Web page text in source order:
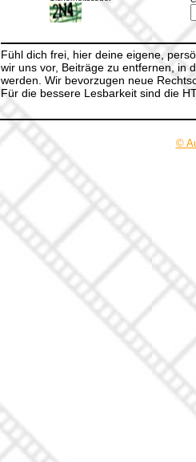
Fühl dich frei, hier deine eigene,
wir uns vor, Beiträge zu entfernen, in
werden. Wir bevorzugen neue
Für die bessere Lesbarkeit sind die
©